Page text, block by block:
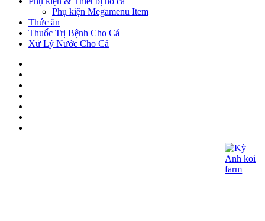
Phụ kiện Megamenu Item
Thức ăn
Thuốc Trị Bệnh Cho Cá
Xử Lý Nước Cho Cá